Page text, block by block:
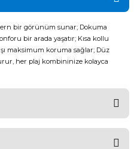
bir görünüm sunar; Dokuma
bir arada yaşatır; Kısa kollu
maksimum koruma sağlar; Düz
her plaj kombininize kolayca